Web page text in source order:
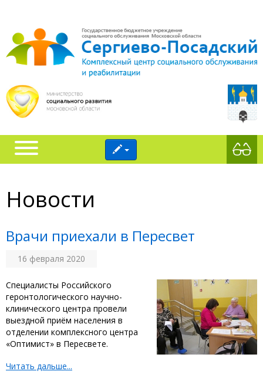
Новости
Врачи приехали в Пересвет
16 февраля 2020
Специалисты Российского
геронтологического научно-
клинического центра провели
выездной приём населения в
отделении комплексного центра
«Оптимист» в Пересвете.
Читать дальше...